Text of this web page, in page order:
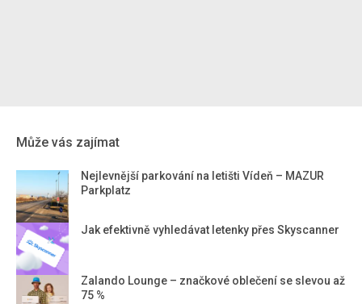
Může vás zajímat
Nejlevnější parkování na letišti Vídeň – MAZUR
Parkplatz
Jak efektivně vyhledávat letenky přes Skyscanner
Zalando Lounge – značkové oblečení se slevou až
75 %